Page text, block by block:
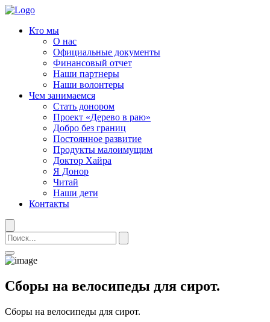
Кто мы
О нас
Официальные документы
Финансовый отчет
Наши партнеры
Наши волонтеры
Чем занимаемся
Стать донором
Проект «Дерево в раю»
Добро без границ
Постоянное развитие
Продукты малоимущим
Доктор Хайра
Я Донор
Читай
Наши дети
Контакты
Сборы на велосипеды для сирот.
Сборы на велосипеды для сирот.